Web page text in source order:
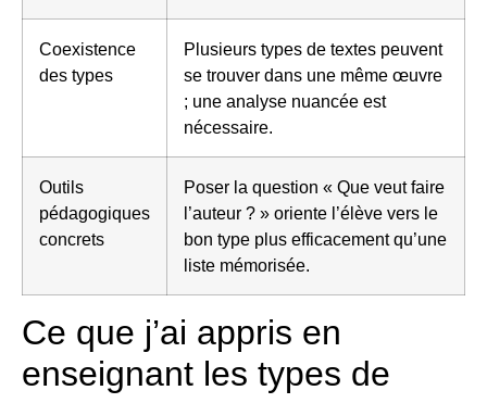
Coexistence
des types
Plusieurs types de textes peuvent
se trouver dans une même œuvre
; une analyse nuancée est
nécessaire.
Outils
pédagogiques
concrets
Poser la question « Que veut faire
l’auteur ? » oriente l’élève vers le
bon type plus efficacement qu’une
liste mémorisée.
Ce que j’ai appris en
enseignant les types de